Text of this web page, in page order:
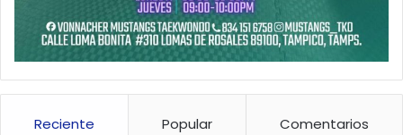
Reciente Popular Comentarios